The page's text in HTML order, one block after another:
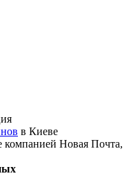
в Киеве
компанией Новая Почта,